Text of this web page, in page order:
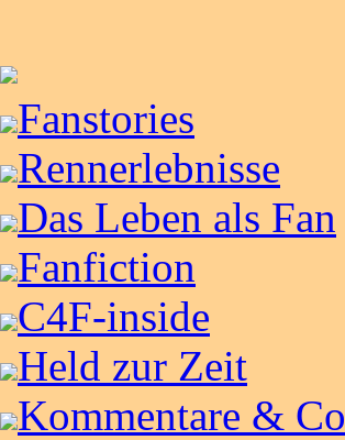
Fanstories
Rennerlebnisse
Das Leben als Fan
Fanfiction
C4F-inside
Held zur Zeit
Kommentare & Co